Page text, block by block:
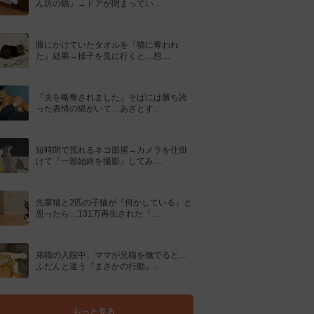
ん坊の猫』→ドアが閉まってい…
膝にかけていたタオルを『猫に奪われ
た』結果→様子を見に行くと…想…
『夫を略奪されました』そばには勝ち誇
った表情の猫がいて…あざとす…
短時間で荒れるネコ部屋→カメラを仕掛
けて『一部始終を撮影』してみ…
先輩猫と2匹の子猫が『何かしている』と
思ったら…131万再生された『…
弟猫の入院中、ママが兄猫を撫でると…
ふだんと違う『まさかの行動』…
もっと見る